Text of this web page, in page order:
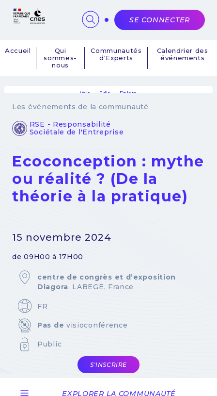
Navigation
Accueil
Qui
sommes-
nous
Communautés
d'Experts
Calendrier des
événements
SE CONNECTER
Onglets
principaux
Voir Edit Delete
Les événements de la communauté
RSE - Responsabilité
Sociétale de l'Entreprise
Ecoconception : mythe
ou réalité ? (De la
théorie à la pratique)
15 novembre 2024
de 09H00 à 17H00
centre de congrès et d’exposition
Diagora, LABEGE, France
FR
Pas de visioconférence
Public
S'INSCRIRE
EXPLORER LA COMMUNAUTÉ